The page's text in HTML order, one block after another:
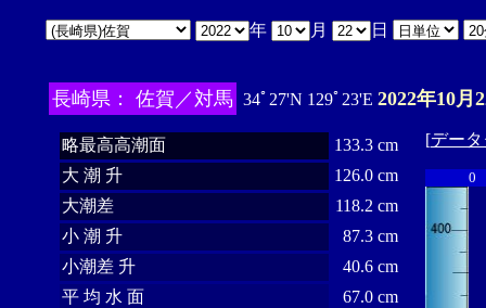
年 月 日
長崎県： 佐賀／対馬 34ﾟ27'N 129ﾟ23'E 2022年10月
略最高高潮面
133.3 cm
大 潮 升
126.0 cm
大潮差
118.2 cm
小 潮 升
87.3 cm
小潮差 升
40.6 cm
平 均 水 面
67.0 cm
[デー
0